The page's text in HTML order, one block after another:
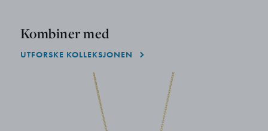
Kombiner med
UTFORSKE KOLLEKSJONEN